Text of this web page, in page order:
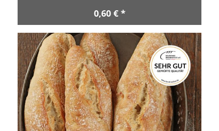
0,60 € *